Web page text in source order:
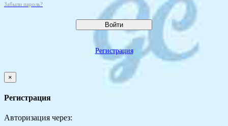
Забыли пароль?
Войти
Регистрация
×
Регистрация
Авторизация через: